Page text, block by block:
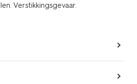
Verstikkingsgevaar.